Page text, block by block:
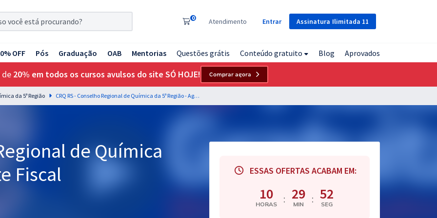
Assinatura Ilimitada 11
0 Atendimento Entrar
OFF Pós Graduação OAB Mentorias Questões grátis Conteúdo gratuito Blog Aprovados
de 20% em todos os cursos avulsos do site SÓ HOJE! Comprar agora
da 5ª Região CRQ RS - Conselho Regional de Química da 5ª Região - Agente Fiscal
de Química
Fiscal
ESSAS OFERTAS ACABAM EM:
10
HORAS : 29
MIN : 51
SEG